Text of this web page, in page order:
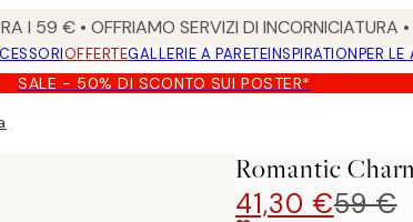
I 59 € • OFFRIAMO SERVIZI DI
OFFERTEGALLERIE A PARETEINSPIRATIONPER LE
SALE - 50% DI SCONTO SUI POSTER*
Romantic
41,30 €59 €